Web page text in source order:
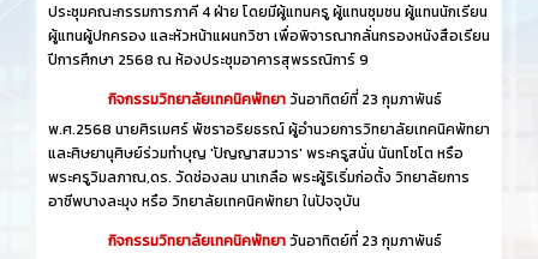
ประชุมคณะกรรมการภาคี 4 ฝ่าย โดยมีผู้แทนครู ผู้แทนชุมชน ผู้แทนนักเรียน
ผู้แทนผู้ปกครอง และหัวหน้าแผนกวิชา เพื่อพิจารณากลั่นกรองหนังสือเรียน
ปีการศึกษา 2568 ณ ห้องประชุมอาคารสุพรรณิการ์ 9
กิจกรรมวิทยาลัยเทคนิคพัทยาวันอาทิตย์ที่ 23 กุมภาพันธ์
พ.ศ.2568 นายศิรเมศร์ พัชราอริยธรณ์ ผู้อำนวยการวิทยาลัยเทคนิคพัทยา
และศิษยานุศิษย์ร่วมทำบุญ 'ปัญญาสมวาร' พระครูสนั่น นันทโชโต หรือ
พระครูวิมลภาณ,ดร. วัดช่องลม นาเกลือ พระผู้ริเริ่มก่อตั้ง วิทยาลัยการ
อาชีพบางละมุง หรือ วิทยาลัยเทคนิคพัทยา ในปัจจุบัน
กิจกรรมวิทยาลัยเทคนิคพัทยาวันอาทิตย์ที่ 23 กุมภาพันธ์